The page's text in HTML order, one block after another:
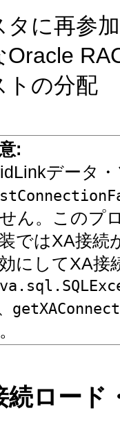
タに再参
Oracle
トの分配
:
データ
ん。このプ
ではXA接続
にしてXA接
続ロード